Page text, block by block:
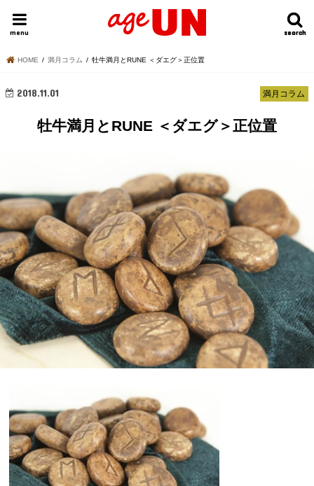
search
search
menu
HOME 今日の運勢ランキング 明日の運勢ランキング 今週の運勢
HOME 満月コラム 牡牛満月とRUNE ＜ダエグ＞正位置
満月コラム
2018.11.01
牡牛満月とRUNE ＜ダエグ＞正位置